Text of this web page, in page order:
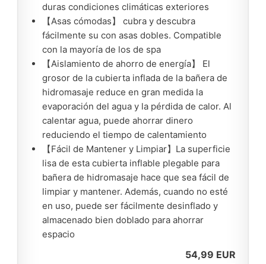
duras condiciones climáticas exteriores
【Asas cómodas】 cubra y descubra
fácilmente su con asas dobles. Compatible
con la mayoría de los de spa
【Aislamiento de ahorro de energía】 El
grosor de la cubierta inflada de la bañera de
hidromasaje reduce en gran medida la
evaporación del agua y la pérdida de calor. Al
calentar agua, puede ahorrar dinero
reduciendo el tiempo de calentamiento
【Fácil de Mantener y Limpiar】La superficie
lisa de esta cubierta inflable plegable para
bañera de hidromasaje hace que sea fácil de
limpiar y mantener. Además, cuando no esté
en uso, puede ser fácilmente desinflado y
almacenado bien doblado para ahorrar
espacio
54,99 EUR